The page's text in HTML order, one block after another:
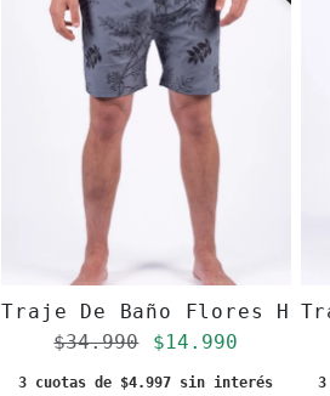
Traje De Baño Flores
Precio regular
$34.990 Precio de
$14.990
3 cuotas de $4.997 sin interés